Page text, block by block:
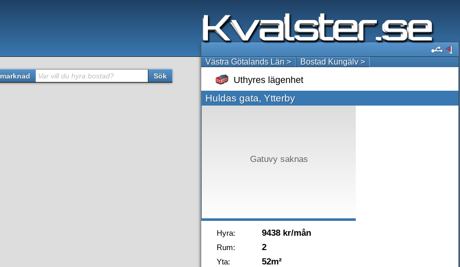
Västra Götalands Län > Bostad Kungälv >
Uthyres lägenhet
Huldas gata, Ytterby
Gatuvy saknas
Hyra: 9438 kr/mån
Rum: 2
Yta: 52m²
Var vill du hyra bostad? Sök